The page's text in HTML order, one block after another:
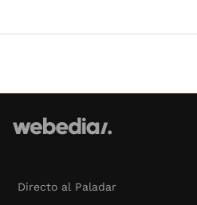
Directo al Paladar